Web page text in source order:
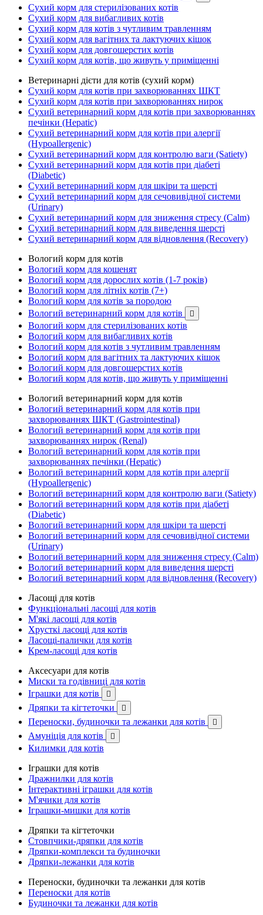
Сухий корм для стерилізованих котів
Сухий корм для вибагливих котів
Сухий корм для котів з чутливим травленням
Сухий корм для вагітних та лактуючих кішок
Сухий корм для довгошерстих котів
Сухий корм для котів, що живуть у приміщенні
Ветеринарні дієти для котів (сухий корм)
Сухий корм для котів при захворюваннях ШКТ
Сухий корм для котів при захворюваннях нирок
Сухий ветеринарний корм для котів при захворюваннях
печінки (Hepatic)
Сухий ветеринарний корм для котів при алергії
(Hypoallergenic)
Сухий ветеринарний корм для контролю ваги (Satiety)
Сухий ветеринарний корм для котів при діабеті
(Diabetic)
Сухий ветеринарний корм для шкіри та шерсті
Сухий ветеринарний корм для сечовивідної системи
(Urinary)
Сухий ветеринарний корм для зниження стресу (Calm)
Сухий ветеринарний корм для виведення шерсті
Сухий ветеринарний корм для відновлення (Recovery)
Вологий корм для котів
Вологий корм для кошенят
Вологий корм для дорослих котів (1-7 років)
Вологий корм для літніх котів (7+)
Вологий корм для котів за породою
Вологий ветеринарний корм для котів

Вологий корм для стерилізованих котів
Вологий корм для вибагливих котів
Вологий корм для котів з чутливим травленням
Вологий корм для вагітних та лактуючих кішок
Вологий корм для довгошерстих котів
Вологий корм для котів, що живуть у приміщенні
Вологий ветеринарний корм для котів
Вологий ветеринарний корм для котів при
захворюваннях ШКТ (Gastrointestinal)
Вологий ветеринарний корм для котів при
захворюваннях нирок (Renal)
Вологий ветеринарний корм для котів при
захворюваннях печінки (Hepatic)
Вологий ветеринарний корм для котів при алергії
(Hypoallergenic)
Вологий ветеринарний корм для контролю ваги (Satiety)
Вологий ветеринарний корм для котів при діабеті
(Diabetic)
Вологий ветеринарний корм для шкіри та шерсті
Вологий ветеринарний корм для сечовивідної системи
(Urinary)
Вологий ветеринарний корм для зниження стресу (Calm)
Вологий ветеринарний корм для виведення шерсті
Вологий ветеринарний корм для відновлення (Recovery)
Ласощі для котів
Функціональні ласощі для котів
М'які ласощі для котів
Хрусткі ласощі для котів
Ласощі-палички для котів
Крем-ласощі для котів
Аксесуари для котів
Миски та годівниці для котів
Іграшки для котів

Дряпки та кігтеточки 
Переноски, будиночки та лежанки для котів 
Амуніція для котів 
Килимки для котів
Іграшки для котів
Дражнилки для котів
Інтерактивні іграшки для котів
М'ячики для котів
Іграшки-мишки для котів
Дряпки та кігтеточки
Стовпчики-дряпки для котів
Дряпки-комплекси та будиночки
Дряпки-лежанки для котів
Переноски, будиночки та лежанки для котів
Переноски для котів
Будиночки та лежанки для котів